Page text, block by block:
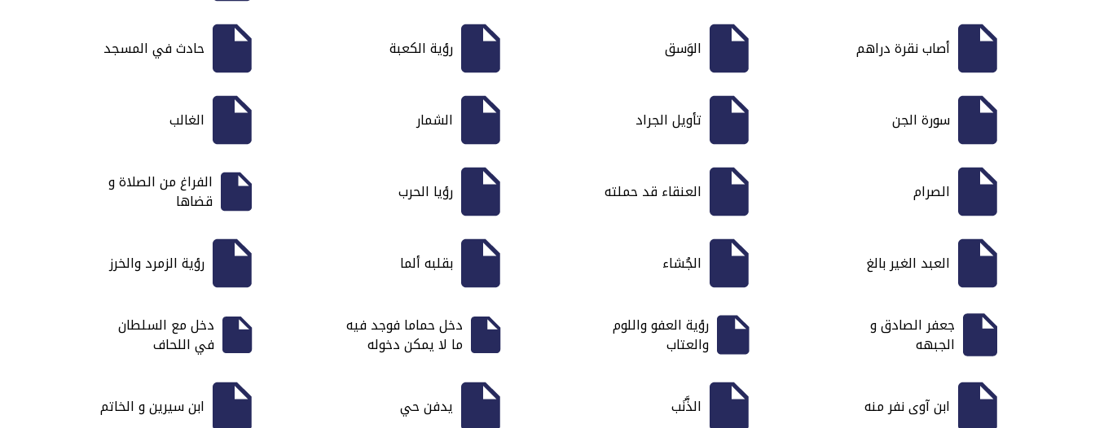
أصاب نقرة دراهم الوَسق رؤية الكعبة حادث في المسجد
سورة الجن تأويل الجراد الشمار الغالب
الصرام العنقاء قد حملته رؤيا الحرب الفراغ من الصلاة و
قضاها
العبد الغير بالغ الجُشاء بقلبه ألما رؤية الزمرد والخرز
جعفر الصادق و
الجبهه
رؤية العفو واللوم
والعتاب
دخل حماما فوجد فيه
ما لا يمكن دخوله
دخل مع السلطان
في اللحاف
ابن آوى نفر منه الذَّنَب يدفن حي ابن سيرين و الخاتم